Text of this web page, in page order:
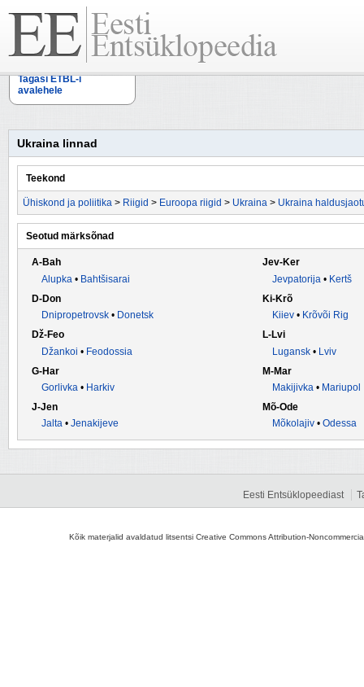
Tagasi ETBL-i
avalehele
Ukraina linnad
Teekond
Ühiskond ja poliitika > Riigid > Euroopa riigid > Ukraina > Ukraina
Seotud märksõnad
A-Bah
Alupka • Bahtšisarai
D-Don
Dnipropetrovsk • Donetsk
Dž-Feo
Džankoi • Feodossia
G-Har
Gorlivka • Harkiv
J-Jen
Jalta • Jenakijeve
Jev-Ker
Jevpatorija • Kertš
Ki-Krõ
Kiiev • Krõvõi Rig
L-Lvi
Lugansk • Lviv
M-Mar
Makijivka • Mariupol
Mõ-Ode
Mõkolajiv • Odessa
Eesti Entsüklopeediast
Kõik materjalid avaldatud litsentsi Creative Commons Attribution-